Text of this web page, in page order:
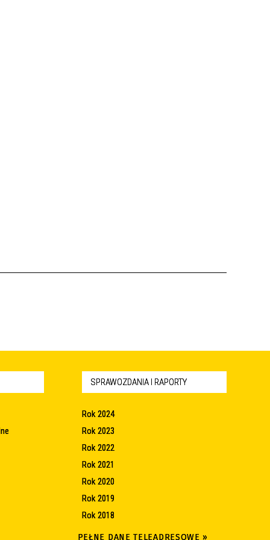
SPRAWOZDANIA I RAPORTY
Rok 2024
Rok 2023
Rok 2022
Rok 2021
Rok 2020
Rok 2019
Rok 2018
PEŁNE DANE TELEADRESOWE »